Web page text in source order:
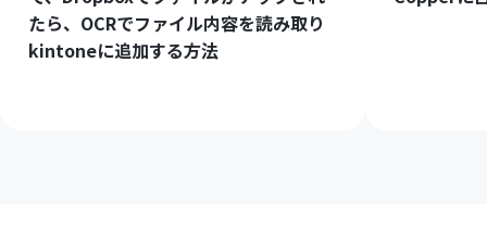
たら、OCRでファイル内容を読み取り
kintoneに追加する方法